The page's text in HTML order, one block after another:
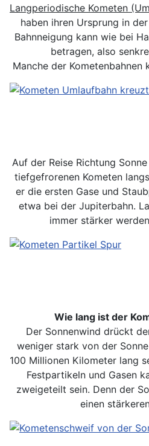
Langperiodische Kometen
haben ihren Ursprung in der
Bahnneigung kann wie bei
betragen, also
Manche der Kometenbahnen
Auf der Reise Richtung
tiefgefrorenen Kometen
er die ersten Gase und
etwa bei der Jupiterbahn.
immer stärker
Wie lang ist der
Der Sonnenwind drückt
weniger stark von der
100 Millionen Kilometer lang
Festpartikeln und Gasen
zweigeteilt sein. Denn der
einen